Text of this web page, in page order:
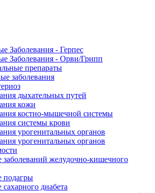
Заболевания - Герпес
Заболевания - Орви/Грипп
препараты
заболевания
дыхательных путей
кожи
костно-мышечной системы
системы крови
урогенитальных органов
урогенитальных органов
заболеваний желудочно-кишечного
подагры
диабета